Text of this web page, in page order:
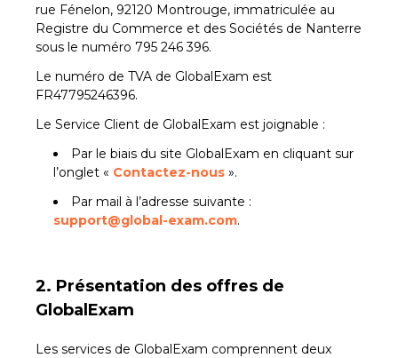
rue Fénelon, 92120 Montrouge, immatriculée au
Registre du Commerce et des Sociétés de Nanterre
sous le numéro 795 246 396.
Le numéro de TVA de GlobalExam est
FR47795246396.
Le Service Client de GlobalExam est joignable :
Par le biais du site GlobalExam en cliquant sur
l’onglet « Contactez-nous ».
Par mail à l’adresse suivante :
support@global-exam.com.
2. Présentation des offres de
GlobalExam
Les services de GlobalExam comprennent deux